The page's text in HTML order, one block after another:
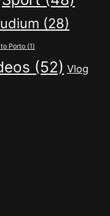
(28)
Porto (1)
(52) Vlog